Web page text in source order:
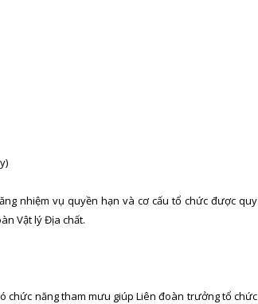
nhiệm vụ quyền hạn và cơ cấu tổ chức được quy
Vật lý Địa chất.
chức năng tham mưu giúp Liên đoàn trưởng tổ chức